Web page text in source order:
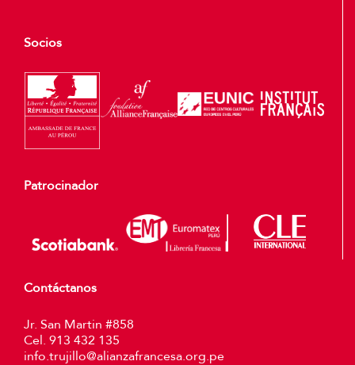
Socios
Patrocinador
Contáctanos
Jr. San Martin #858
Cel. 913 432 135
info.trujillo@alianzafrancesa.org.pe